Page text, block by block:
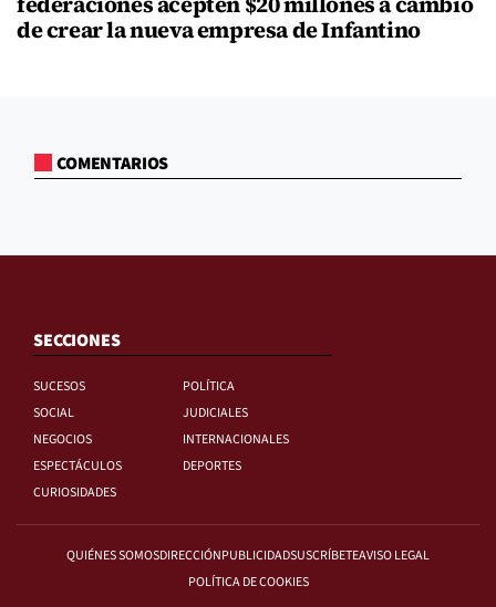
de crear la nueva empresa de Infantino
COMENTARIOS
SECCIONES
SUCESOS
POLÍTICA
SOCIAL
JUDICIALES
NEGOCIOS
INTERNACIONALES
ESPECTÁCULOS
DEPORTES
CURIOSIDADES
QUIÉNES SOMOSDIRECCIÓNPUBLICIDADSUSCRÍBETEAVISO LEGAL
POLÍTICA DE COOKIES